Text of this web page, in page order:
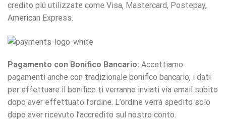
credito piú utilizzate come Visa, Mastercard, Postepay,
American Express.
Pagamento con Bonifico Bancario: Accettiamo
pagamenti anche con tradizionale bonifico bancario, i dati
per effettuare il bonifico ti verranno inviati via email subito
dopo aver effettuato l’ordine. L’ordine verrà spedito solo
dopo aver ricevuto l’accredito sul nostro conto.